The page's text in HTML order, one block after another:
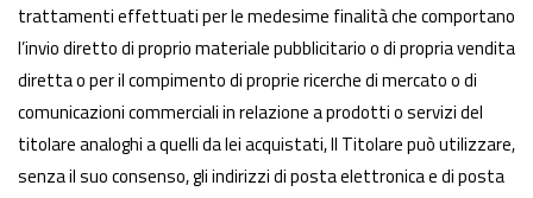
trattamenti effettuati per le medesime finalità che comportano
l’invio diretto di proprio materiale pubblicitario o di propria vendita
diretta o per il compimento di proprie ricerche di mercato o di
comunicazioni commerciali in relazione a prodotti o servizi del
titolare analoghi a quelli da lei acquistati, Il Titolare può utilizzare,
senza il suo consenso, gli indirizzi di posta elettronica e di posta